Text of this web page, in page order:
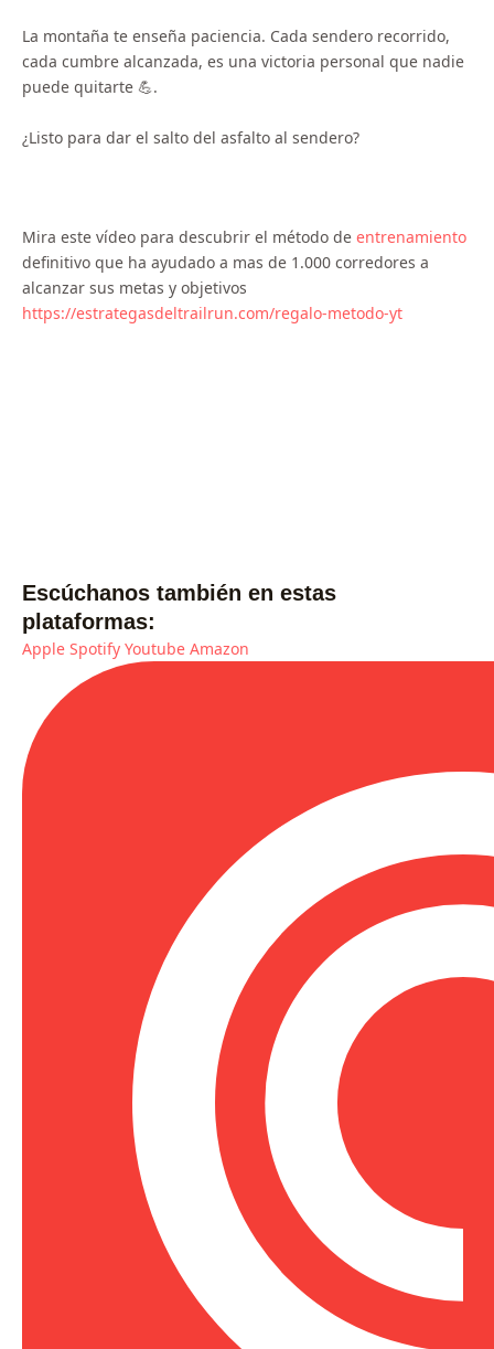
La montaña te enseña paciencia. Cada sendero recorrido,
cada cumbre alcanzada, es una victoria personal que nadie
puede quitarte 💪.
¿Listo para dar el salto del asfalto al sendero?
Mira este vídeo para descubrir el método de entrenamiento
definitivo que ha ayudado a mas de 1.000 corredores a
alcanzar sus metas y objetivos
https://estrategasdeltrailrun.com/regalo-metodo-yt
Escúchanos también en estas
plataformas:
Apple Spotify Youtube Amazon